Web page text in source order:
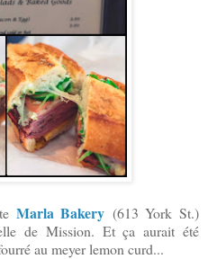
Marla Bakery (613 York St.)
de Mission. Et ça aurait été
au meyer lemon curd...